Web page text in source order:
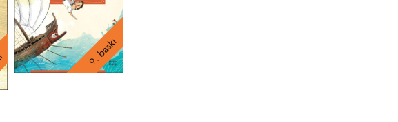
9. baskı